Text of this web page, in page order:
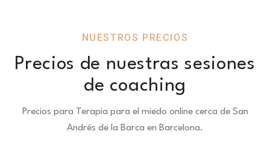
NUESTROS PRECIOS
Precios de nuestras sesiones
de coaching
Precios para Terapia para el miedo online cerca de San
Andrés de la Barca en Barcelona.